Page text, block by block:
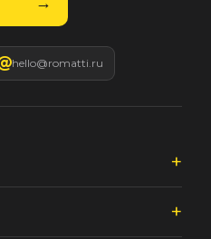
hello@romatti.ru